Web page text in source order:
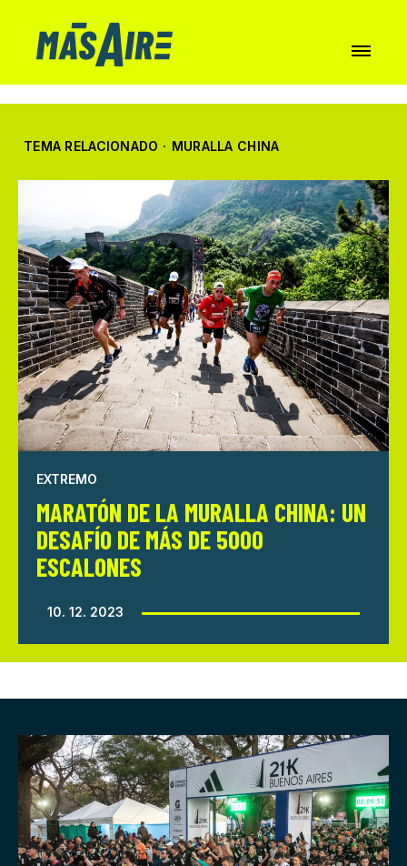
TEMA RELACIONADO · MURALLA CHINA
EXTREMO
MARATÓN DE LA MURALLA CHINA: UN
DESAFÍO DE MÁS DE 5000
ESCALONES
10. 12. 2023